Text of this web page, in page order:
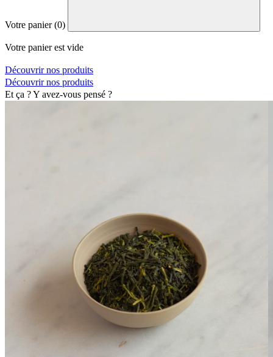
Votre panier (0)
Votre panier est vide
Découvrir nos produits
Découvrir nos produits
Et ça ? Y avez-vous pensé ?